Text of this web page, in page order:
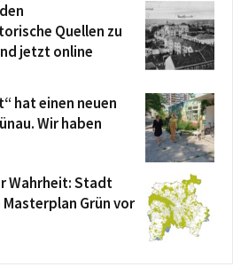
Quellen zu
jetzt online
hat einen neuen
Wir haben
Wahrheit: Stadt
Grün vor